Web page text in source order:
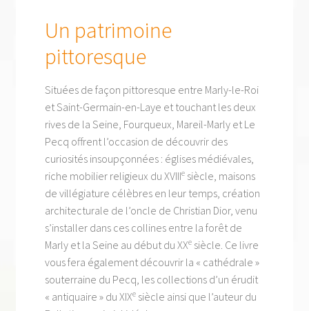
Un patrimoine
pittoresque
Situées de façon pittoresque entre Marly-le-Roi
et Saint-Germain-en-Laye et touchant les deux
rives de la Seine, Fourqueux, Mareil-Marly et Le
Pecq offrent l’occasion de découvrir des
curiosités insoupçonnées : églises médiévales,
riche mobilier religieux du XVIIIesiècle, maisons
de villégiature célèbres en leur temps, création
architecturale de l’oncle de Christian Dior, venu
s’installer dans ces collines entre la forêt de
Marly et la Seine au début du XXesiècle. Ce livre
vous fera également découvrir la « cathédrale »
souterraine du Pecq, les collections d’un érudit
« antiquaire » du XIXesiècle ainsi que l’auteur du